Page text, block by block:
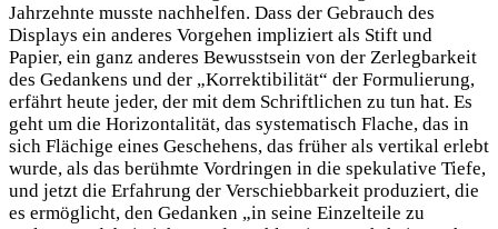
Jahrzehnte musste nachhelfen. Dass der Gebrauch des
Displays ein anderes Vorgehen impliziert als Stift und
Papier, ein ganz anderes Bewusstsein von der Zerlegbarkeit
des Gedankens und der „Korrektibilität“ der Formulierung,
erfährt heute jeder, der mit dem Schriftlichen zu tun hat. Es
geht um die Horizontalität, das systematisch Flache, das in
sich Flächige eines Geschehens, das früher als vertikal erlebt
wurde, als das berühmte Vordringen in die spekulative Tiefe,
und jetzt die Erfahrung der Verschiebbarkeit produziert, die
es ermöglicht, den Gedanken „in seine Einzelteile zu